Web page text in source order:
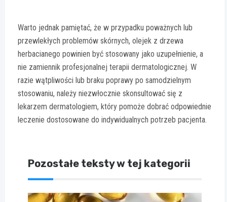
Warto jednak pamiętać, że w przypadku poważnych lub
przewlekłych problemów skórnych, olejek z drzewa
herbacianego powinien być stosowany jako uzupełnienie, a
nie zamiennik profesjonalnej terapii dermatologicznej. W
razie wątpliwości lub braku poprawy po samodzielnym
stosowaniu, należy niezwłocznie skonsultować się z
lekarzem dermatologiem, który pomoże dobrać odpowiednie
leczenie dostosowane do indywidualnych potrzeb pacjenta.
Pozostałe teksty w tej kategorii